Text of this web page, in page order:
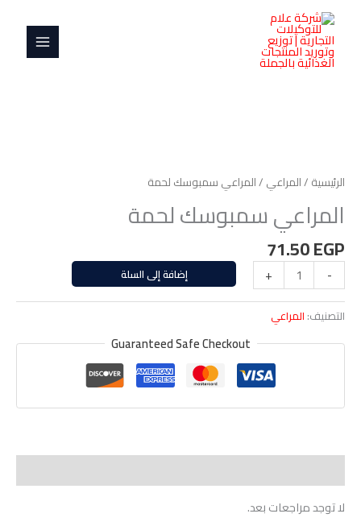
المحتوى
MENU
الرئيسية /المراعي / المراعي سمبوسك لحمة
المراعي سمبوسك لحمة
71.50EGP
-
سمبوسك
لحمة
+ إضافة إلى السلة
التصنيف: المراعي
Guaranteed Safe Checkout
لا توجد مراجعات بعد.
لحمة